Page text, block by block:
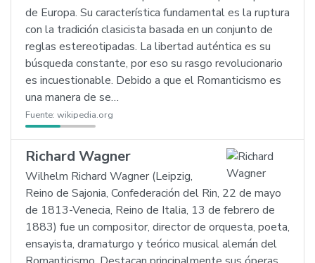
de Europa. Su característica fundamental es la ruptura
con la tradición clasicista basada en un conjunto de
reglas estereotipadas. La libertad auténtica es su
búsqueda constante, por eso su rasgo revolucionario
es incuestionable. Debido a que el Romanticismo es
una manera de se…
Fuente: wikipedia.org
Richard Wagner
Wilhelm Richard Wagner (Leipzig,
Reino de Sajonia, Confederación del Rin, 22 de mayo
de 1813-Venecia, Reino de Italia, 13 de febrero de
1883) fue un compositor, director de orquesta, poeta,
ensayista, dramaturgo y teórico musical alemán del